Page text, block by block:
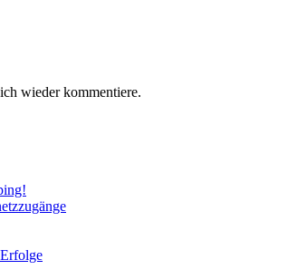
wieder kommentiere.